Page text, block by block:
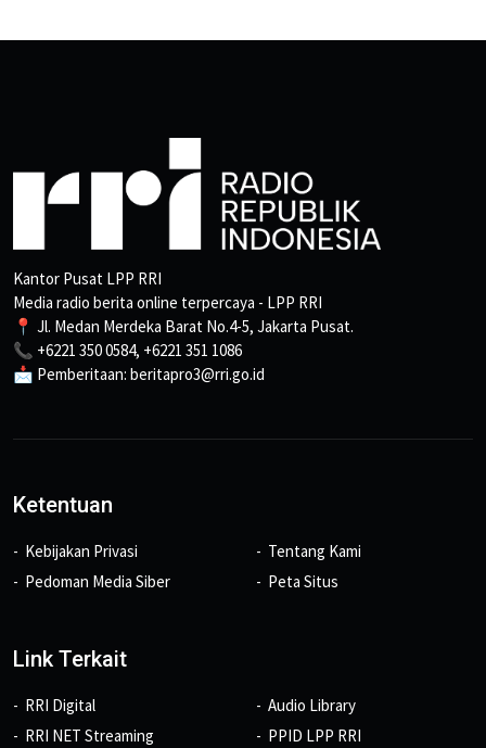
Kantor Pusat LPP RRI
Media radio berita online terpercaya - LPP RRI
📍 Jl. Medan Merdeka Barat No.4-5, Jakarta Pusat.
📞 +6221 350 0584, +6221 351 1086
📩 Pemberitaan: beritapro3@rri.go.id
Ketentuan
Kebijakan Privasi
Pedoman Media Siber
Tentang Kami
Peta Situs
Link Terkait
RRI Digital
RRI NET Streaming
Audio Library
PPID LPP RRI